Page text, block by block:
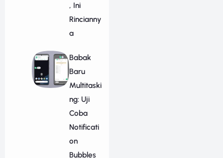
, Ini
Rincianny
a
Babak
Baru
Multitaski
ng: Uji
Coba
Notificati
on
Bubbles